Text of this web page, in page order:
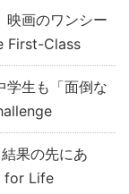
映画のワンシー
First-Class
学生も「面倒な
果の先にあ
for Life